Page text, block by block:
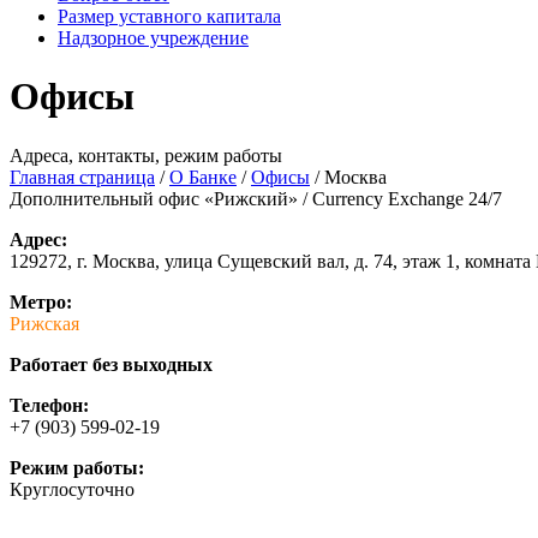
Размер уставного капитала
Надзорное учреждение
Офисы
Адреса, контакты, режим работы
Главная страница /О Банке /Офисы /Москва
Дополнительный офис «Рижский» / Currency Exchange 24/7
Адрес:
129272, г. Москва, улица Сущевский вал, д. 74, этаж 1,
Метро:
Рижская
Работает без выходных
Телефон:
+7 (903) 599-02-19
Режим работы:
Круглосуточно